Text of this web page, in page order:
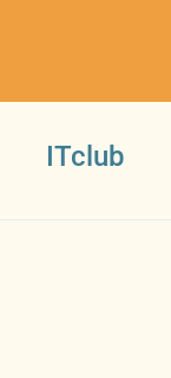
ITclub